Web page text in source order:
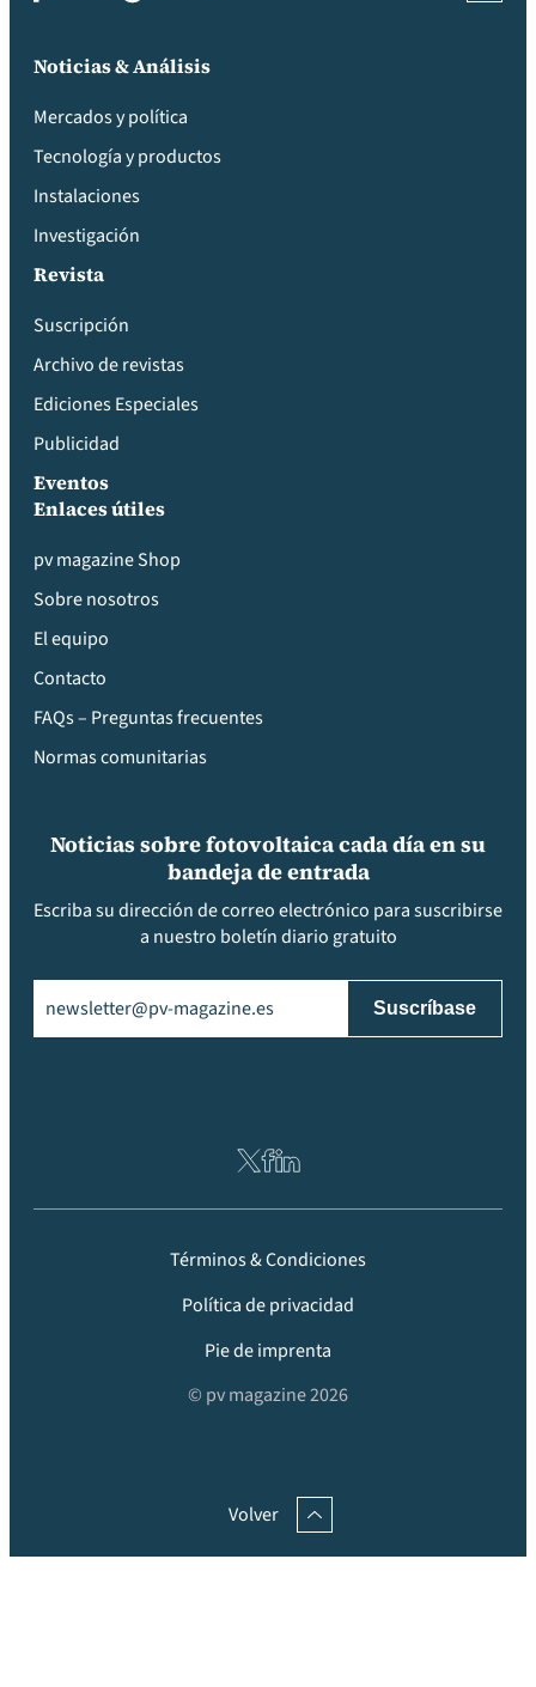
Noticias & Análisis
Mercados y política
Tecnología y productos
Instalaciones
Investigación
Revista
Suscripción
Archivo de revistas
Ediciones Especiales
Publicidad
Eventos
Enlaces útiles
pv magazine Shop
Sobre nosotros
El equipo
Contacto
FAQs – Preguntas frecuentes
Normas comunitarias
Noticias sobre fotovoltaica cada día en su
bandeja de entrada
Escriba su dirección de correo electrónico para suscribirse
a nuestro boletín diario gratuito
Términos & Condiciones
Política de privacidad
Pie de imprenta
© pv magazine 2026
Volver